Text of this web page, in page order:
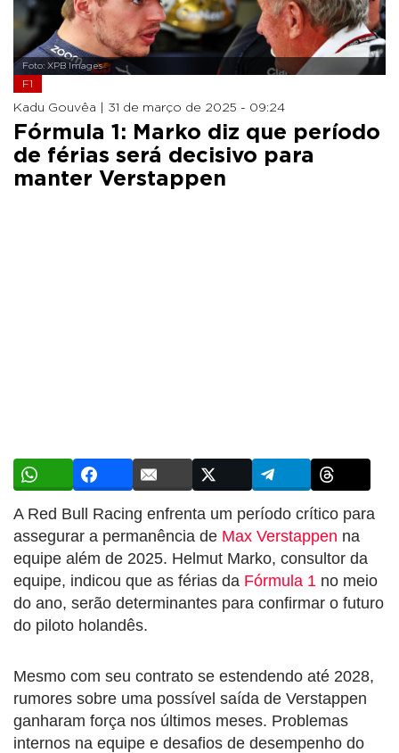
Foto: XPB Images
F1
Kadu Gouvêa | 31 de março de 2025 - 09:24
Fórmula 1: Marko diz que período
de férias será decisivo para
manter Verstappen
A Red Bull Racing enfrenta um período crítico para
assegurar a permanência de Max Verstappen na
equipe além de 2025. Helmut Marko, consultor da
equipe, indicou que as férias da Fórmula 1 no meio
do ano, serão determinantes para confirmar o futuro
do piloto holandês.
Mesmo com seu contrato se estendendo até 2028,
rumores sobre uma possível saída de Verstappen
ganharam força nos últimos meses. Problemas
internos na equipe e desafios de desempenho do